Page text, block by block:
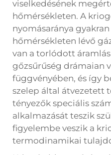
viselkedésének
hőmérsékleten. A
nyomásaránya
hőmérsékleten lévő
van a torlódott
gőzsűrűség drámaian
függvényében, és így
szelep által átvezetett
tényezők speciális
alkalmazását teszik
figyelembe veszik a
termodinamikai